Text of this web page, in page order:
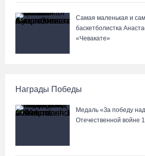
Самая маленькая и
баскетболистка
«Чевакате»
Награды Победы
Медаль «За победу
Отечественной войне